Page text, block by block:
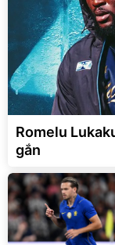
Romelu
gắn